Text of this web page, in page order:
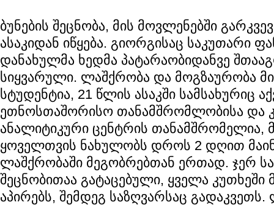
ბუნების შეცნობა, მის მოვლენებში
ასაკიდან იწყება. გიორგისაც საკუთარი
დანახულმა ხედმა პატარაობიდანვე
სიყვარული. ლაშქრობა და მოგზაურობა
სტუდენტია, 21 წლის ასაკში სამსახურიც
ეთნოსთაშორისო თანამშრომლობისა და
ანალიტიკური ცენტრის თანამშრომელია,
ყოველთვის ნახულობს დროს 2 დღით
ლაშქრობაში მეგობრებთან ერთად. ჯერ
შეცნობითაა გატაცებული, ყველა კუთხეში
აპირებს, შემდეგ საზღვარსაც